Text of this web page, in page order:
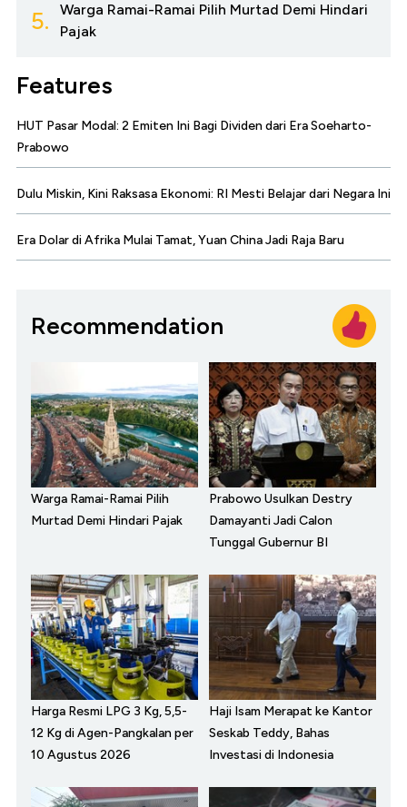
5.
Warga Ramai-Ramai Pilih Murtad Demi Hindari
Pajak
Features
HUT Pasar Modal: 2 Emiten Ini Bagi Dividen dari Era Soeharto-
Prabowo
Dulu Miskin, Kini Raksasa Ekonomi: RI Mesti Belajar dari Negara Ini
Era Dolar di Afrika Mulai Tamat, Yuan China Jadi Raja Baru
Recommendation
Warga Ramai-Ramai Pilih
Murtad Demi Hindari Pajak
Prabowo Usulkan Destry
Damayanti Jadi Calon
Tunggal Gubernur BI
Harga Resmi LPG 3 Kg, 5,5-
12 Kg di Agen-Pangkalan per
10 Agustus 2026
Haji Isam Merapat ke Kantor
Seskab Teddy, Bahas
Investasi di Indonesia